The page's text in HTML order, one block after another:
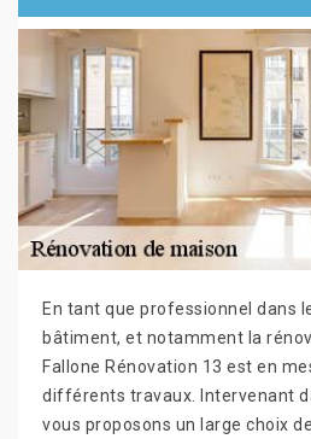
En tant que professionnel dans
bâtiment, et notamment la
Fallone Rénovation 13 est en
différents travaux. Intervenant
vous proposons un large choix